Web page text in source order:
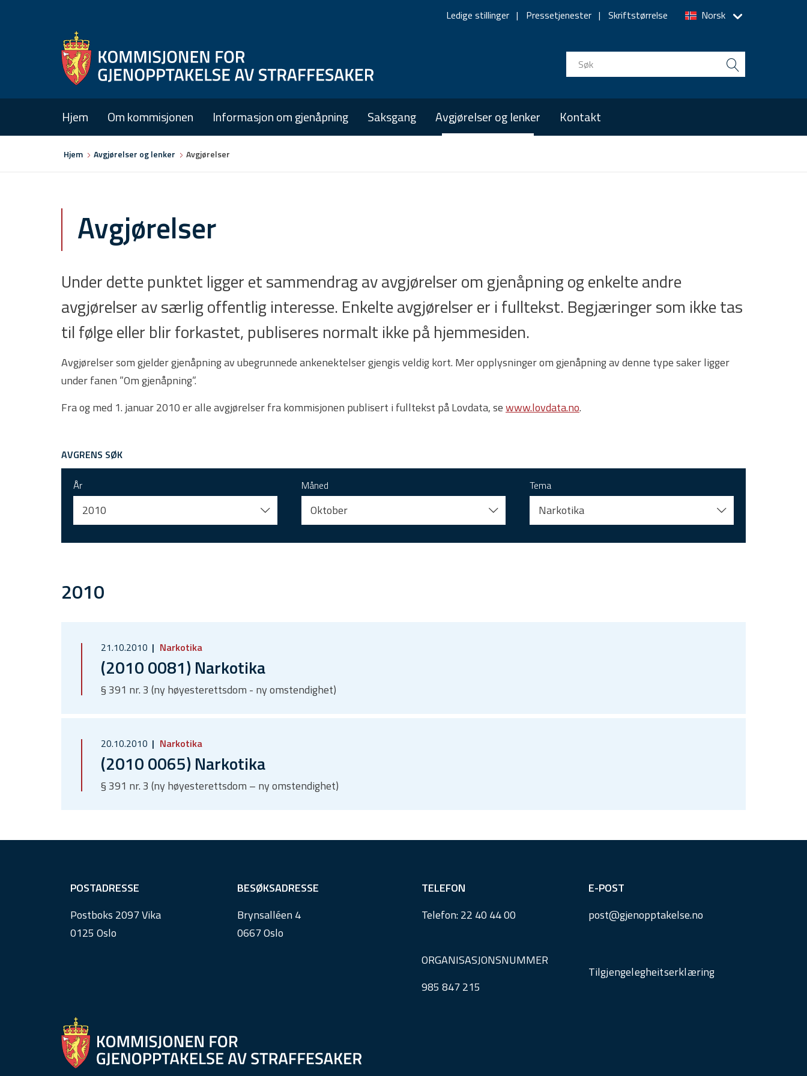
navigation
Norsk
Ledige stillinger Pressetjenester Skriftstørrelse
Hjem Om kommisjonen Informasjon om gjenåpning Saksgang Avgjørelser og lenker Kontakt
Hjem Avgjørelser og lenker Avgjørelser
Avgjørelser
Under dette punktet ligger et sammendrag av avgjørelser om gjenåpning og enkelte andre
avgjørelser av særlig offentlig interesse. Enkelte avgjørelser er i fulltekst. Begjæringer som ikke tas
til følge eller blir forkastet, publiseres normalt ikke på hjemmesiden.
Avgjørelser som gjelder gjenåpning av ubegrunnede ankenektelser gjengis veldig kort. Mer opplysninger om gjenåpning av denne type saker ligger
under fanen ”Om gjenåpning”.
Fra og med 1. januar 2010 er alle avgjørelser fra kommisjonen publisert i fulltekst på Lovdata, sewww.lovdata.no.
AVGRENS SØK
År
2010
Måned
Oktober
Tema
Narkotika
2010
21.10.2010 Narkotika
(2010 0081) Narkotika
§ 391 nr. 3 (ny høyesterettsdom - ny omstendighet)
20.10.2010 Narkotika
(2010 0065) Narkotika
§ 391 nr. 3 (ny høyesterettsdom – ny omstendighet)
POSTADRESSE
Postboks 2097 Vika
0125 Oslo
BESØKSADRESSE
Brynsalléen 4
0667 Oslo
TELEFON
Telefon:22 40 44 00
ORGANISASJONSNUMMER
985 847 215
E-POST
post@gjenopptakelse.no
Tilgjengelegheitserklæring